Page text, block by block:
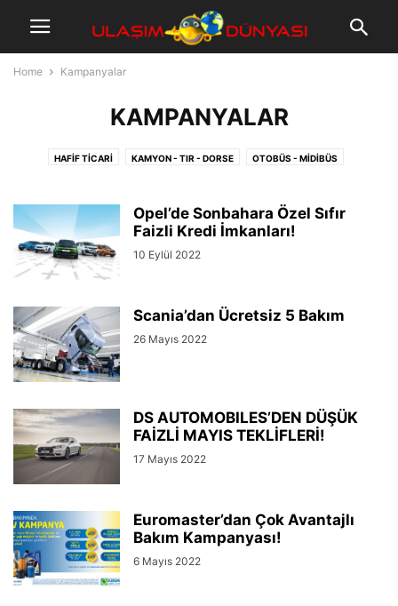
Home Kampanyalar
KAMPANYALAR
HAFIF TICARI KAMYON - TIR - DORSE OTOBÜS - MIDIBÜS
Opel’de Sonbahara Özel Sıfır
Faizli Kredi İmkanları!
10 Eylül 2022
Scania’dan Ücretsiz 5 Bakım
26 Mayıs 2022
DS AUTOMOBILES’DEN DÜŞÜK
FAİZLİ MAYIS TEKLİFLERİ!
17 Mayıs 2022
Euromaster’dan Çok Avantajlı
Bakım Kampanyası!
6 Mayıs 2022